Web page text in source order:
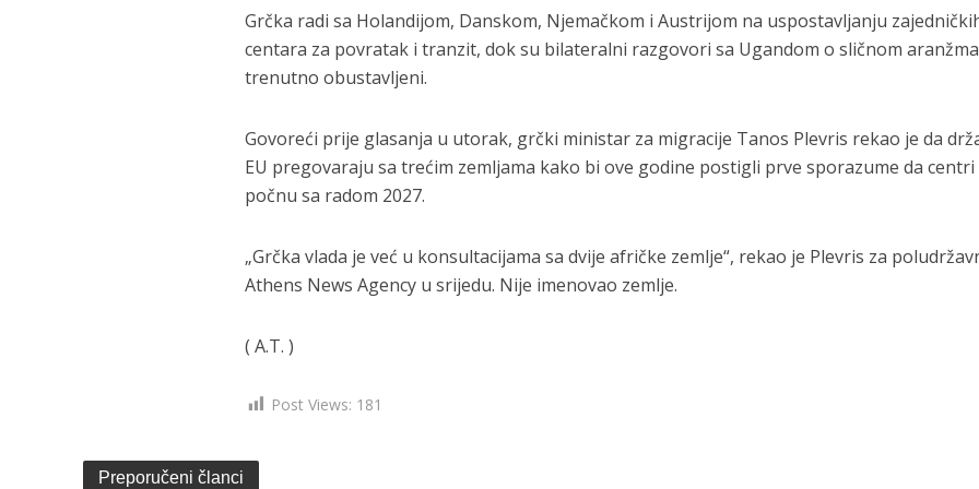
Grčka radi sa Holandijom, Danskom, Njemačkom i Austrijom na uspostavljanju
centara za povratak i tranzit, dok su bilateralni razgovori sa Ugandom o sličnom
trenutno obustavljeni.
Govoreći prije glasanja u utorak, grčki ministar za migracije Tanos Plevris rekao je da
EU pregovaraju sa trećim zemljama kako bi ove godine postigli prve sporazume da centri
počnu sa radom 2027.
„Grčka vlada je već u konsultacijama sa dvije afričke zemlje“, rekao je Plevris za
Athens News Agency u srijedu. Nije imenovao zemlje.
( A.T. )
Post Views: 181
Preporučeni članci